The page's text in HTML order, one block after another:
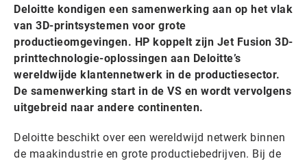
Deloitte kondigen een samenwerking aan op het vlak
van 3D-printsystemen voor grote
productieomgevingen. HP koppelt zijn Jet Fusion 3D-
printtechnologie-oplossingen aan Deloitte’s
wereldwijde klantennetwerk in de productiesector.
De samenwerking start in de VS en wordt vervolgens
uitgebreid naar andere continenten.
Deloitte beschikt over een wereldwijd netwerk binnen
de maakindustrie en grote productiebedrijven. Bij de